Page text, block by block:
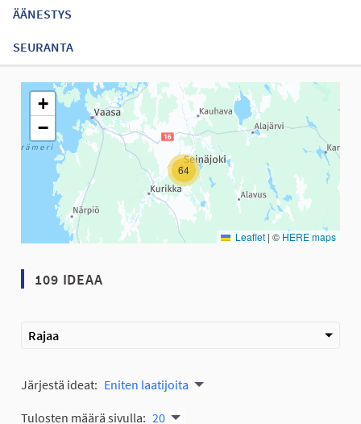
ÄÄNESTYS
SEURANTA
Seuraavassa elementissä on kartta, joka esittää tämän
64
+
−
Leaflet | © HERE maps
109 IDEAA
Rajaa
Järjestä ideat: Eniten laatijoita
Tulosten määrä sivulla: 20